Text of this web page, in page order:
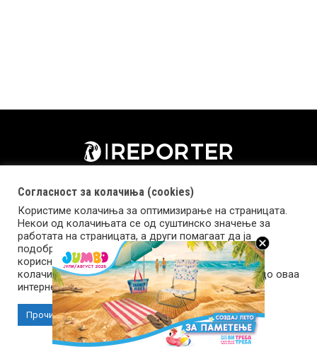
Copyright © 2026 Reporter.mk | Member of Clip Media Group
Импресум Маркетинг Контакт Услови за користење
Согласност за колачиња (cookies)
Користиме колачиња за оптимизирање на страницата.
Некои од колачињата се од суштинско значење за
работата на страницата, а други помагаат да ја
подобриме оваа интернет страница и вашето
корисничко искуство. Напомена: задолжителните
колачиња се неопходни за користење и пристап до оваа
интернет страница.
Прочитај повеќе Прифати колачиња